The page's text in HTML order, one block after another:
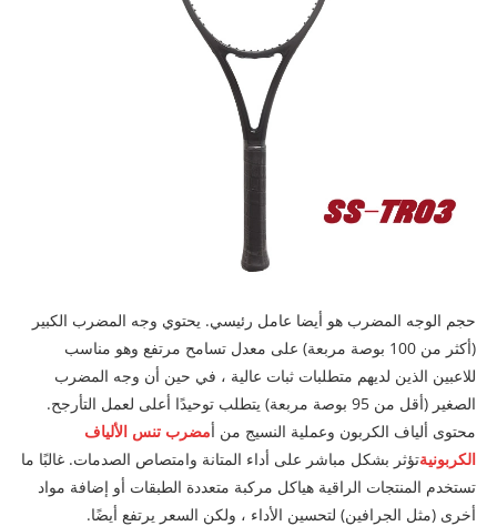
حجم الوجه المضرب هو أيضا عامل رئيسي. يحتوي وجه المضرب الكبير
(أكثر من 100 بوصة مربعة) على معدل تسامح مرتفع وهو مناسب
للاعبين الذين لديهم متطلبات ثبات عالية ، في حين أن وجه المضرب
الصغير (أقل من 95 بوصة مربعة) يتطلب توحيدًا أعلى لعمل التأرجح.
محتوى ألياف الكربون وعملية النسيج من أمضرب تنس الألياف
الكربونيةتؤثر بشكل مباشر على أداء المتانة وامتصاص الصدمات. غالبًا ما
تستخدم المنتجات الراقية هياكل مركبة متعددة الطبقات أو إضافة مواد
أخرى (مثل الجرافين) لتحسين الأداء ، ولكن السعر يرتفع أيضًا.